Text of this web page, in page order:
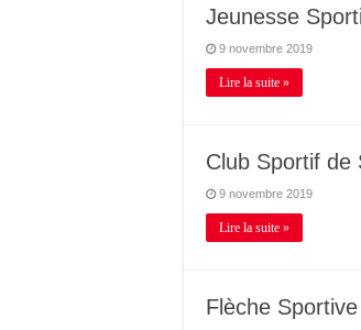
Jeunesse
9 novembre 2019
Lire la suite »
Club Sportif de
9 novembre 2019
Lire la suite »
Flèche